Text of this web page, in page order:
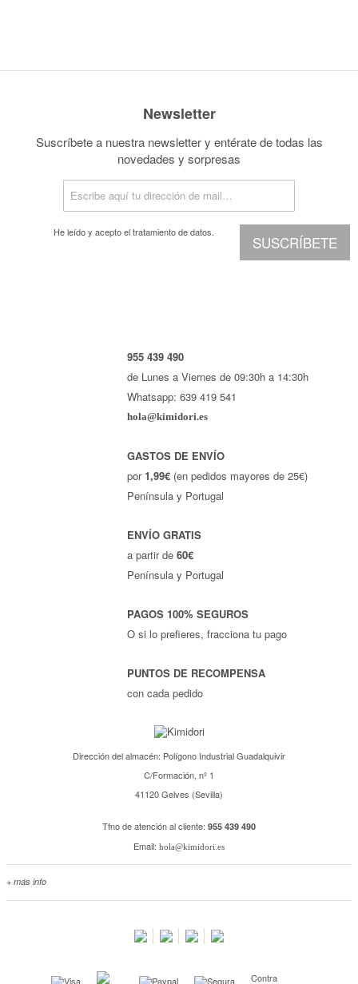
Newsletter
Suscríbete a nuestra newsletter y entérate de todas las
novedades y sorpresas
SUSCRÍBETE
He leído y acepto eltratamiento de datos.
955 439 490
de Lunes a Viernes de 09:30h a 14:30h
Whatsapp: 639 419 541
hola@kimidori.es
GASTOS DE ENVÍO
por 1,99€ (en pedidos mayores de 25€)
Península y Portugal
ENVÍO GRATIS
a partir de60€
Península y Portugal
PAGOS 100% SEGUROS
O si lo prefieres, fracciona tu pago
PUNTOS DE RECOMPENSA
con cada pedido
Dirección del almacén: Polígono Industrial Guadalquivir
C/Formación, nº 1
41120 Gelves (Sevilla)
Tfno de atención al cliente: 955 439 490
Email: hola@kimidori.es
+ más info
Kimidori PRINT, nuestro servicio de impresión de fotos Contra